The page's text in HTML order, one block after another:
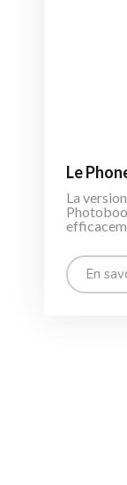
Le
La
En